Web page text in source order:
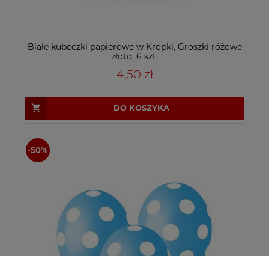
Białe kubeczki papierowe w Kropki, Groszki różowe
złoto, 6 szt.
4,50 zł
DO KOSZYKA